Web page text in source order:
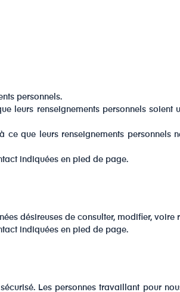
personnels.
leurs renseignements personnels soient
que leurs renseignements personnels
indiquées en pied de page.
désireuses de consulter, modifier,
indiquées en pied de page.
Les personnes travaillant pour